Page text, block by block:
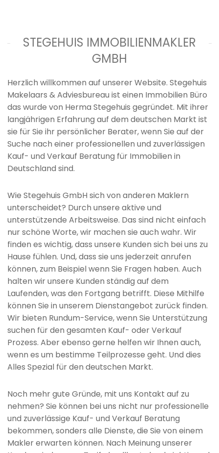
STEGEHUIS IMMOBILIENMAKLER
GMBH
Herzlich willkommen auf unserer Website. Stegehuis
Makelaars & Adviesbureau ist einen Immobilien Büro
das wurde von Herma Stegehuis gegründet. Mit ihrer
langjährigen Erfahrung auf dem deutschen Markt ist
sie für Sie ihr persönlicher Berater, wenn Sie auf der
Suche nach einer professionellen und zuverlässigen
Kauf- und Verkauf Beratung für Immobilien in
Deutschland sind.
Wie Stegehuis GmbH sich von anderen Maklern
unterscheidet? Durch unsere aktive und
unterstützende Arbeitsweise. Das sind nicht einfach
nur schöne Worte, wir machen sie auch wahr. Wir
finden es wichtig, dass unsere Kunden sich bei uns zu
Hause fühlen. Und, dass sie uns jederzeit anrufen
können, zum Beispiel wenn Sie Fragen haben. Auch
halten wir unsere Kunden ständig auf dem
Laufenden, was den Fortgang betrifft. Diese Mithilfe
können Sie in unserem Dienstangebot zurück finden.
Wir bieten Rundum-Service, wenn Sie Unterstützung
suchen für den gesamten Kauf- oder Verkauf
Prozess. Aber ebenso gerne helfen wir Ihnen auch,
wenn es um bestimme Teilprozesse geht. Und dies
Alles Spezial für den deutschen Markt.
Noch mehr gute Gründe, mit uns Kontakt auf zu
nehmen? Sie können bei uns nicht nur professionelle
und zuverlässige Kauf- und Verkauf Beratung
bekommen, sonders alle Dienste, die Sie von einem
Makler erwarten können. Nach Meinung unserer